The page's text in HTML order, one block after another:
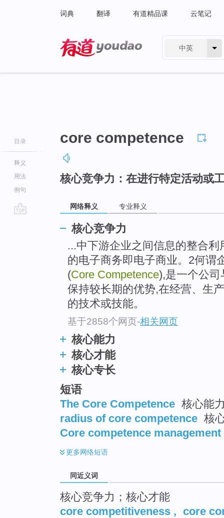
词典 翻译 有道精品课 云笔记
中英
目录
释义
用法
例句
core competence
核心竞争力：在进行特定活动或
网络释义 专业释义
核心竞争力
...中下游企业之间信息的整合
的电子商务即电子商业。2何谓
(Core Competence),是一个公
保持较长期的优势,在经营、生
的技术或技能。
基于2858个网页-相关网页
核心能力
核心才能
核心专长
短语
The Core Competence 核心能
radius of core competence 核
Core competence management
更多网络短语
同近义词
核心竞争力；核心才能
core competitiveness , core